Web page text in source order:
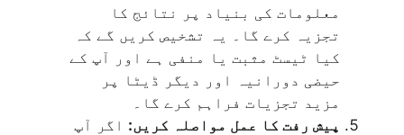
معلومات کی بنیاد پر نتائج کا
تجزیہ کرے گا۔ یہ تشخیص کریں گے کہ
کیا ٹیسٹ مثبت یا منفی ہے اور آپ کے
حیضی دورانیہ اور دیگر ڈیٹا پر
مزید تجزیات فراہم کرے گا۔
پیش رفت کا عمل مواصلہ کریں: اگر آپ